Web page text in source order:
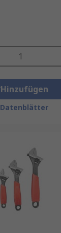
Hinzufügen
Datenblätter